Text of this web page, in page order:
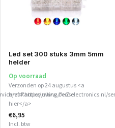
vakantiesluiting/">Zie
Led set 300 stuks 3mm 5mm
helder
Op voorraad
Verzonden op 24 augustus <a
href="https://www.benselectronics.nl/
hier</a>
€6,95
Incl. btw